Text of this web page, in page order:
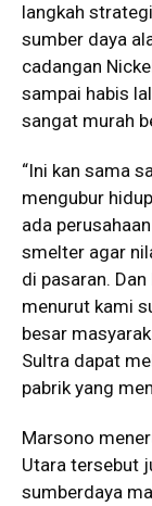
langkah
sumber daya
cadangan
sampai habis
sangat murah
“Ini kan sama
mengubur
ada
smelter agar
di pasaran.
menurut kami
besar
Sultra dapat
pabrik yang
Marsono
Utara tersebut
sumberdaya